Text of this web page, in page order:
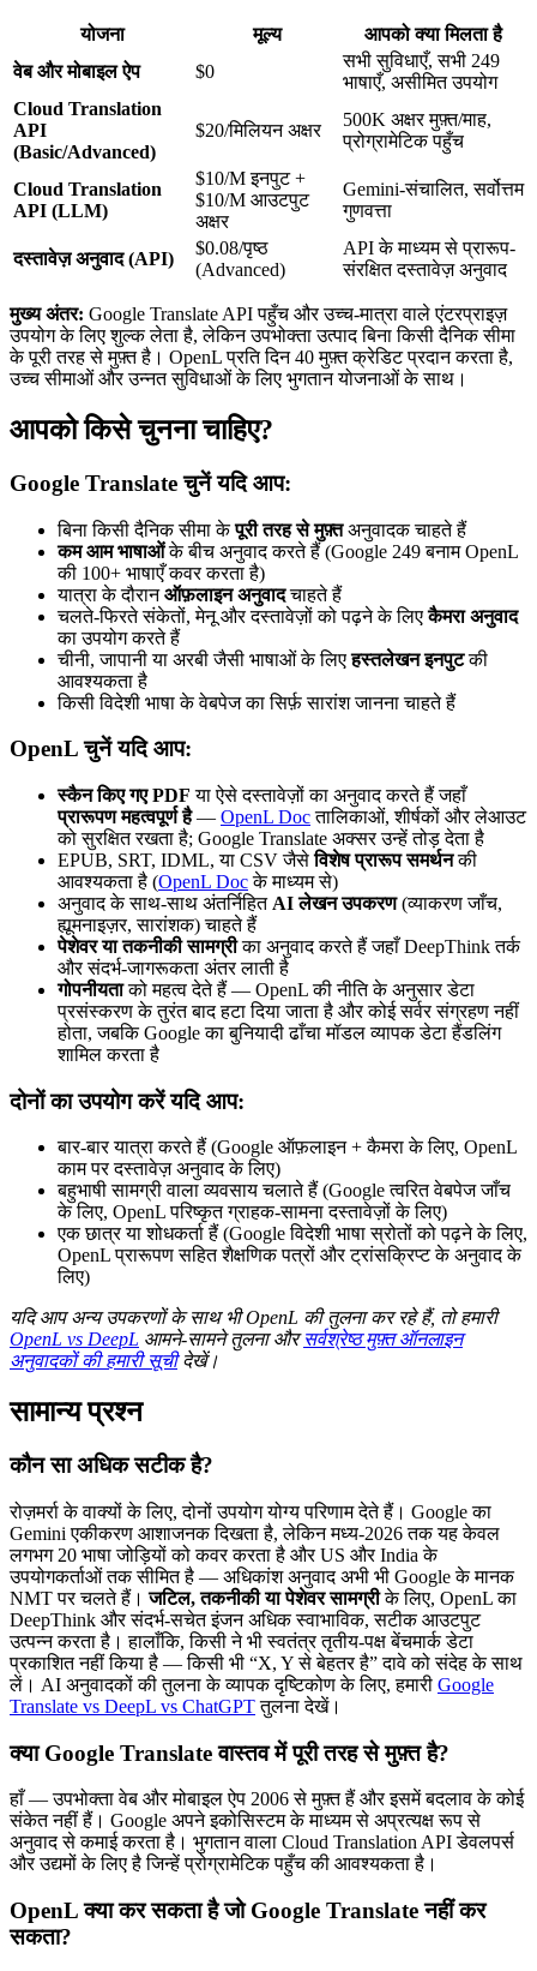
योजना मूल्य
आपको क्या मिलता है
वेब और मोबाइल ऐप
$0
सभी सुविधाएँ, सभी 249
भाषाएँ, असीमित उपयोग
Cloud Translation
API
(Basic/Advanced)
$20/मिलियन अक्षर
500K अक्षर मुफ़्त/माह,
प्रोग्रामेटिक पहुँच
Cloud Translation
API (LLM)
$10/M इनपुट +
$10/M आउटपुट
अक्षर
Gemini-संचालित, सर्वोत्तम
गुणवत्ता
दस्तावेज़ अनुवाद (API)
$0.08/पृष्ठ
(Advanced)
API के माध्यम से प्रारूप-
संरक्षित दस्तावेज़ अनुवाद
मुख्य अंतर: Google Translate API पहुँच और उच्च-मात्रा वाले एंटरप्राइज़
उपयोग के लिए शुल्क लेता है, लेकिन उपभोक्ता उत्पाद बिना किसी दैनिक सीमा
के पूरी तरह से मुफ़्त है। OpenL प्रति दिन 40 मुफ़्त क्रेडिट प्रदान करता है,
उच्च सीमाओं और उन्नत सुविधाओं के लिए भुगतान योजनाओं के साथ।
आपको किसे चुनना चाहिए?
Google Translate चुनें यदि आप:
बिना किसी दैनिक सीमा केपूरी तरह से मुफ़्तअनुवादक चाहते हैं
कम आम भाषाओंके बीच अनुवाद करते हैं (Google 249 बनाम OpenL
की 100+ भाषाएँ कवर करता है)
यात्रा के दौरानऑफ़लाइन अनुवादचाहते हैं
चलते-फिरते संकेतों, मेनू और दस्तावेज़ों को पढ़ने के लिएकैमरा अनुवाद
का उपयोग करते हैं
चीनी, जापानी या अरबी जैसी भाषाओं के लिएहस्तलेखन इनपुटकी
आवश्यकता है
किसी विदेशी भाषा के वेबपेज का सिर्फ़ सारांश जानना चाहते हैं
OpenL चुनें यदि आप:
स्कैन किए गए PDF या ऐसे दस्तावेज़ों का अनुवाद करते हैं जहाँ
प्रारूपण महत्वपूर्ण है— OpenL Docतालिकाओं, शीर्षकों और लेआउट
को सुरक्षित रखता है; Google Translate अक्सर उन्हें तोड़ देता है
EPUB, SRT, IDML, या CSV जैसेविशेष प्रारूप समर्थनकी
आवश्यकता है (OpenL Docके माध्यम से)
अनुवाद के साथ-साथ अंतर्निहित AI लेखन उपकरण(व्याकरण जाँच,
ह्यूमनाइज़र, सारांशक) चाहते हैं
पेशेवर या तकनीकी सामग्रीका अनुवाद करते हैं जहाँ DeepThink तर्क
और संदर्भ-जागरूकता अंतर लाती है
गोपनीयताको महत्व देते हैं — OpenL की नीति के अनुसार डेटा
प्रसंस्करण के तुरंत बाद हटा दिया जाता है और कोई सर्वर संग्रहण नहीं
होता, जबकि Google का बुनियादी ढाँचा मॉडल व्यापक डेटा हैंडलिंग
शामिल करता है
दोनों का उपयोग करें यदि आप:
बार-बार यात्रा करते हैं (Google ऑफ़लाइन + कैमरा के लिए, OpenL
काम पर दस्तावेज़ अनुवाद के लिए)
बहुभाषी सामग्री वाला व्यवसाय चलाते हैं (Google त्वरित वेबपेज जाँच
के लिए, OpenL परिष्कृत ग्राहक-सामना दस्तावेज़ों के लिए)
एक छात्र या शोधकर्ता हैं (Google विदेशी भाषा स्रोतों को पढ़ने के लिए,
OpenL प्रारूपण सहित शैक्षणिक पत्रों और ट्रांसक्रिप्ट के अनुवाद के
लिए)
यदि आप अन्य उपकरणों के साथ भी OpenL की तुलना कर रहे हैं, तो हमारी
OpenL vs DeepL आमने-सामने तुलना औरसर्वश्रेष्ठ मुफ़्त ऑनलाइन
अनुवादकों की हमारी सूचीदेखें।
सामान्य प्रश्न
कौन सा अधिक सटीक है?
रोज़मर्रा के वाक्यों के लिए, दोनों उपयोग योग्य परिणाम देते हैं। Google का
Gemini एकीकरण आशाजनक दिखता है, लेकिन मध्य-2026 तक यह केवल
लगभग 20 भाषा जोड़ियों को कवर करता है और US और India के
उपयोगकर्ताओं तक सीमित है — अधिकांश अनुवाद अभी भी Google के मानक
NMT पर चलते हैं।जटिल, तकनीकी या पेशेवर सामग्रीके लिए, OpenL का
DeepThink और संदर्भ-सचेत इंजन अधिक स्वाभाविक, सटीक आउटपुट
उत्पन्न करता है। हालाँकि, किसी ने भी स्वतंत्र तृतीय-पक्ष बेंचमार्क डेटा
प्रकाशित नहीं किया है — किसी भी “X, Y से बेहतर है” दावे को संदेह के साथ
लें। AI अनुवादकों की तुलना के व्यापक दृष्टिकोण के लिए, हमारी Google
Translate vs DeepL vs ChatGPTतुलना देखें।
क्या Google Translate वास्तव में पूरी तरह से मुफ़्त है?
हाँ — उपभोक्ता वेब और मोबाइल ऐप 2006 से मुफ़्त हैं और इसमें बदलाव के कोई
संकेत नहीं हैं। Google अपने इकोसिस्टम के माध्यम से अप्रत्यक्ष रूप से
अनुवाद से कमाई करता है। भुगतान वाला Cloud Translation API डेवलपर्स
और उद्यमों के लिए है जिन्हें प्रोग्रामेटिक पहुँच की आवश्यकता है।
OpenL क्या कर सकता है जो Google Translate नहीं कर
सकता?